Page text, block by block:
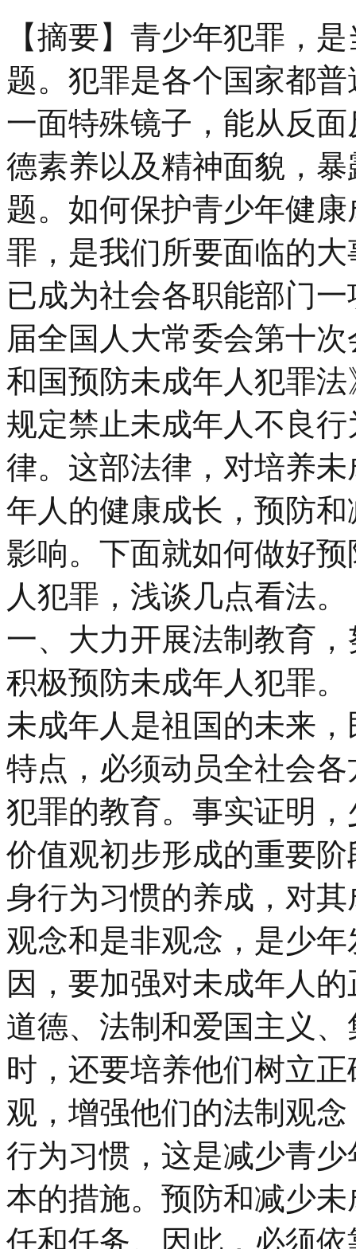
【摘要】青少年犯罪，
题。犯罪是各个国家都
一面特殊镜子，能从反
德素养以及精神面貌，
题。如何保护青少年健
罪，是我们所要面临的
已成为社会各职能部门
届全国人大常委会第十
和国预防未成年人犯罪
规定禁止未成年人不良
律。这部法律，对培养
年人的健康成长，预防
影响。下面就如何做好
人犯罪，浅谈几点看法。
一、大力开展法制教育
积极预防未成年人犯罪。
未成年人是祖国的未来
特点，必须动员全社会
犯罪的教育。事实证明
价值观初步形成的重要
身行为习惯的养成，对
观念和是非观念，是少
因，要加强对未成年人
道德、法制和爱国主义
时，还要培养他们树立
观，增强他们的法制观
行为习惯，这是减少青
本的措施。预防和减少
任和任务。因此，必须